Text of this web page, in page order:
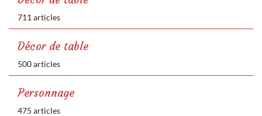
711 articles
Décor de table
500 articles
Personnage
475 articles